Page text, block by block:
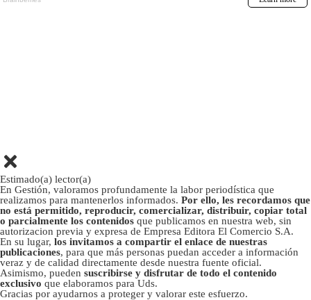
Estimado(a) lector(a)
En Gestión, valoramos profundamente la labor periodística que
realizamos para mantenerlos informados. Por ello, les recordamos que
no está permitido, reproducir, comercializar, distribuir, copiar total
o parcialmente los contenidos que publicamos en nuestra web, sin
autorizacion previa y expresa de Empresa Editora El Comercio S.A.
En su lugar, los invitamos a compartir el enlace de nuestras
publicaciones, para que más personas puedan acceder a información
veraz y de calidad directamente desde nuestra fuente oficial.
Asimismo, pueden suscribirse y disfrutar de todo el contenido
exclusivo que elaboramos para Uds.
Gracias por ayudarnos a proteger y valorar este esfuerzo.